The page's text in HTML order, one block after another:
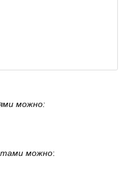
можно:
можно: